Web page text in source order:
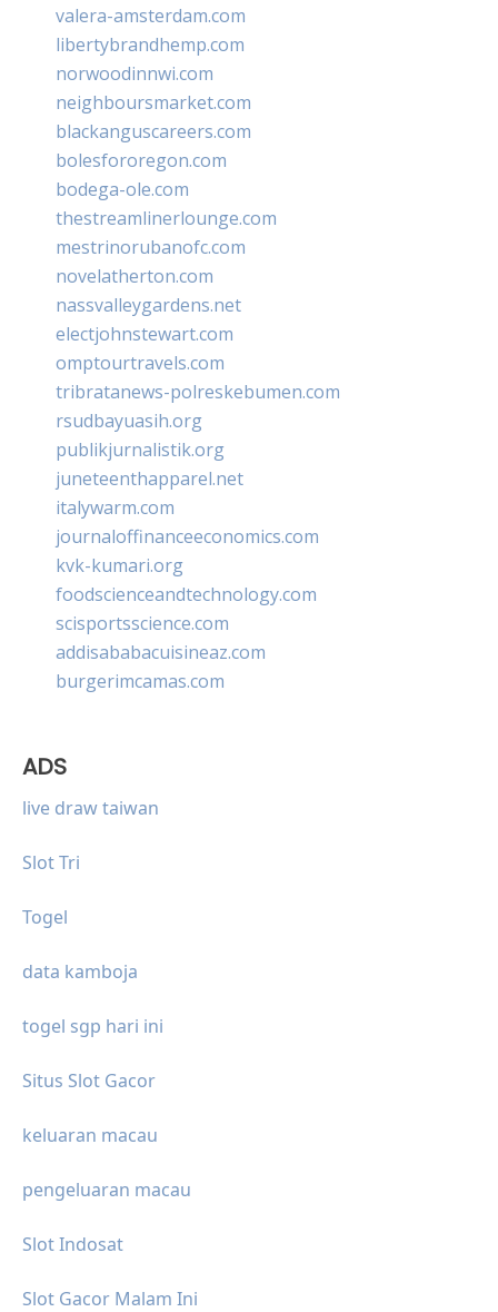
valera-amsterdam.com
libertybrandhemp.com
norwoodinnwi.com
neighboursmarket.com
blackanguscareers.com
bolesfororegon.com
bodega-ole.com
thestreamlinerlounge.com
mestrinorubanofc.com
novelatherton.com
nassvalleygardens.net
electjohnstewart.com
omptourtravels.com
tribratanews-polreskebumen.com
rsudbayuasih.org
publikjurnalistik.org
juneteenthapparel.net
italywarm.com
journaloffinanceeconomics.com
kvk-kumari.org
foodscienceandtechnology.com
scisportsscience.com
addisababacuisineaz.com
burgerimcamas.com
ADS
live draw taiwan
Slot Tri
Togel
data kamboja
togel sgp hari ini
Situs Slot Gacor
keluaran macau
pengeluaran macau
Slot Indosat
Slot Gacor Malam Ini